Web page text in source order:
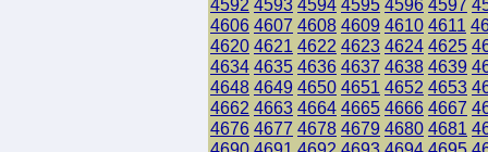
4592 4593 4594 4595 4596 4597
4606 4607 4608 4609 4610 4611
4620 4621 4622 4623 4624 4625
4634 4635 4636 4637 4638 4639
4648 4649 4650 4651 4652 4653
4662 4663 4664 4665 4666 4667
4676 4677 4678 4679 4680 4681